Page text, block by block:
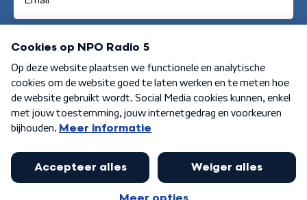
Aanmelden
Algemene voorwaarden